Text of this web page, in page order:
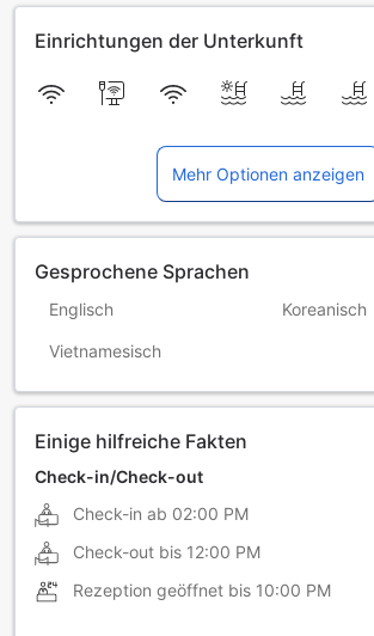
Einrichtungen der Unterkunft
Mehr Optionen anzeigen
Gesprochene Sprachen
Englisch Koreanisch
Vietnamesisch
Einige hilfreiche Fakten
Check-in/Check-out
Check-in ab 02:00 PM
Check-out bis 12:00 PM
Rezeption geöffnet bis 10:00 PM